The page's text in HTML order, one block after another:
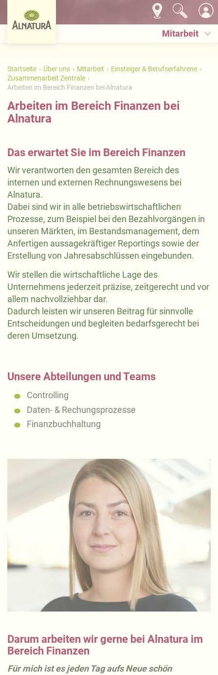
Mitarbeit
Startseite Über uns Mitarbeit
Einsteiger & Berufserfahrene
Zusammenarbeit Zentrale
Arbeiten im Bereich Finanzen bei Alnatura
Arbeiten im Bereich Finanzen bei
Alnatura
Das erwartet Sie im Bereich Finanzen
Wir verantworten den gesamten Bereich des
internen und externen Rechnungswesens bei
Alnatura.
Dabei sind wir in alle betriebswirtschaftlichen
Prozesse, zum Beispiel bei den Bezahlvorgängen in
unseren Märkten, im Bestandsmanagement, dem
Anfertigen aussagekräftiger Reportings sowie der
Erstellung von Jahresabschlüssen eingebunden.
Wir stellen die wirtschaftliche Lage des
Unternehmens jederzeit präzise, zeitgerecht und vor
allem nachvollziehbar dar.
Dadurch leisten wir unseren Beitrag für sinnvolle
Entscheidungen und begleiten bedarfsgerecht bei
deren Umsetzung.
Unsere Abteilungen und Teams
Controlling
Daten- & Rechungsprozesse
Finanzbuchhaltung
Darum arbeiten wir gerne bei Alnatura im
Bereich Finanzen
Für mich ist es jeden Tag aufs Neue schön